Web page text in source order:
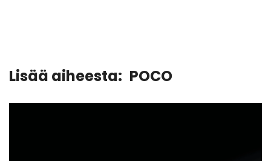
Lisää aiheesta: POCO